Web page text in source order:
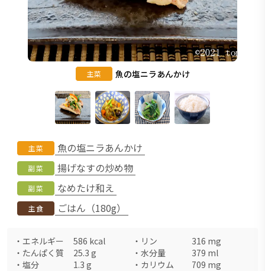
主菜 魚の塩ニラあんかけ
主菜 魚の塩ニラあんかけ
副菜 揚げなすの炒め物
副菜 なめたけ和え
主食 ごはん（180g）
・ エネルギー 586 kcal ・ リン 316 mg
・ たんぱく質 25.3 g ・ 水分量 379 ml
・ 塩分 1.3 g ・ カリウム 709 mg